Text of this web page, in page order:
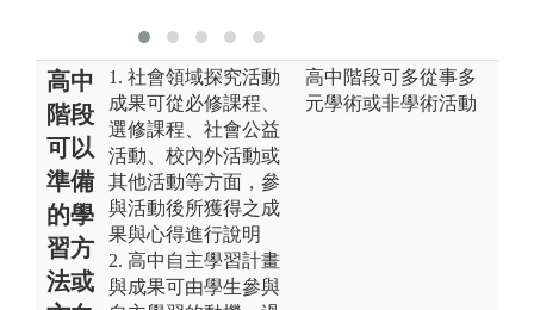
高中
階段
可以
準備
的學
習方
法或
1. 社會領域探究活動
成果可從必修課程、
選修課程、社會公益
活動、校內外活動或
其他活動等方面，參
與活動後所獲得之成
果與心得進行說明
2. 高中自主學習計畫
與成果可由學生參與
高中階段可多從事多
元學術或非學術活動